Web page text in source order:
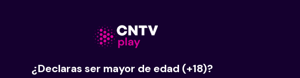
¿Declaras ser mayor de edad (+18)?